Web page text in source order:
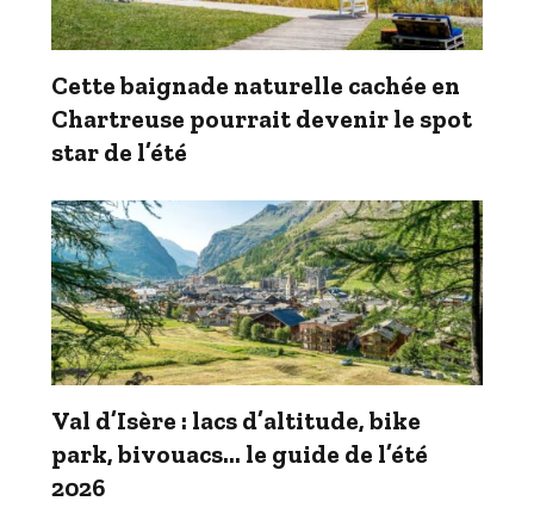
Cette baignade naturelle cachée en
Chartreuse pourrait devenir le spot
star de l’été
Val d’Isère : lacs d’altitude, bike
park, bivouacs… le guide de l’été
2026